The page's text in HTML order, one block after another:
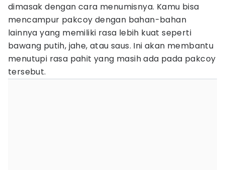
dimasak dengan cara menumisnya. Kamu bisa
mencampur pakcoy dengan bahan-bahan
lainnya yang memiliki rasa lebih kuat seperti
bawang putih, jahe, atau saus. Ini akan membantu
menutupi rasa pahit yang masih ada pada pakcoy
tersebut.